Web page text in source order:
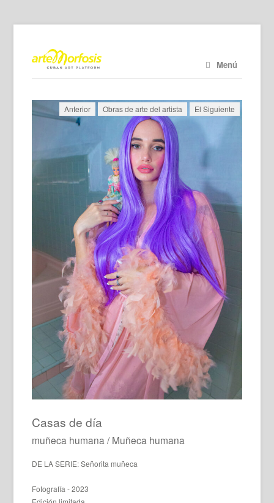
Menú
Anterior Obras de arte del artista El Siguiente
Casas de día
muñeca humana / Muñeca humana
DE LA SERIE: Señorita muñeca
Fotografía - 2023